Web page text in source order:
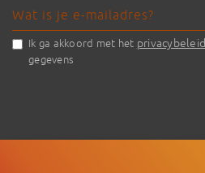
Ik ga akkoord met het privacybeleid
gegevens